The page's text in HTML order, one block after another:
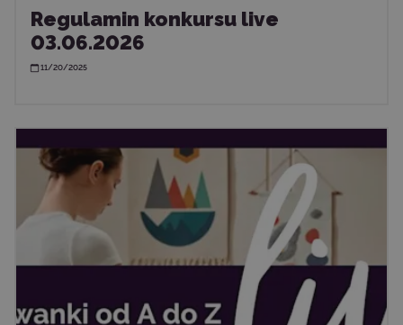
Regulamin konkursu live
03.06.2026
11/20/2025